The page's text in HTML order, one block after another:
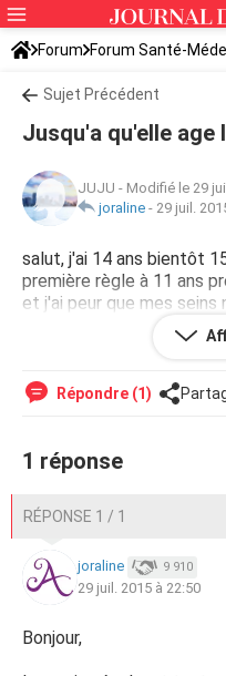
Forum Forum Santé-
Sujet Précédent
Jusqu'a qu'elle
JUJU - Modifié le 29
joraline - 29 juil.
salut, j'ai 14 ans bientôt
première règle à 11 ans
et j'ai peur que mes seins
(dans ma famille toute
pensez-vous que ca va
Répondre (1)
1 réponse
RÉPONSE 1 / 1
joraline 9 910
29 juil. 2015 à 22:50
Bonjour,